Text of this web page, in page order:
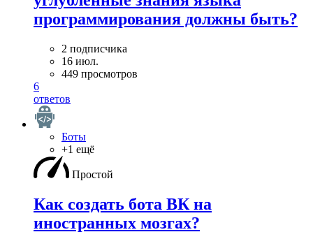
программирования должны быть?
2 подписчика
16 июл.
449 просмотров
6
ответов
Боты
+1 ещё
Простой
Как создать бота ВК на
иностранных мозгах?